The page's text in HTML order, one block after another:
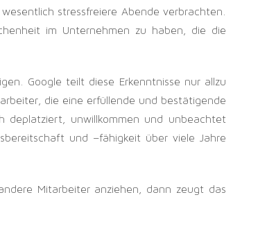
stressfreiere Abende verbrachten.
im Unternehmen zu haben, die die
Google teilt diese Erkenntnisse nur allzu
die eine erfüllende und bestätigende
deplatziert, unwillkommen und unbeachtet
und –fähigkeit über viele Jahre
Mitarbeiter anziehen, dann zeugt das